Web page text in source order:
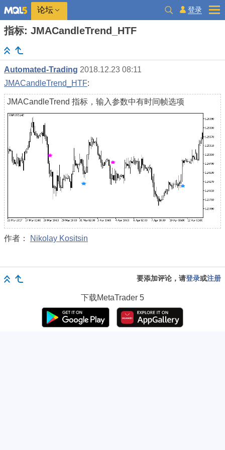
论坛 登录
指标: JMACandleTrend_HTF
Automated-Trading 2018.12.23 08:11
JMACandleTrend_HTF:
JMACandleTrend 指标，输入参数中有时间帧选项
作者： Nikolay Kositsin
要添加评论，请登录或注册
下载MetaTrader 5